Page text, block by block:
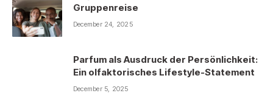
Gruppenreise
December 24, 2025
Parfum als Ausdruck der Persönlichkeit:
Ein olfaktorisches Lifestyle-Statement
December 5, 2025